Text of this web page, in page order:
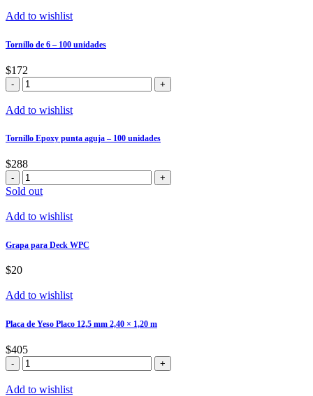
Mecha
unidades
Add to wishlist
Tornillo de 6 – 100 unidades
$172
Tornillo
de
6
100
unidades
cantidad
Add to wishlist
Tornillo Epoxy punta aguja – 100 unidades
$288
Tornillo
Epoxy
aguja
unidades
Sold out
Add to wishlist
Grapa para Deck WPC
$20
Add to wishlist
Placa de Yeso Placo 12,5 mm 2,40 × 1,20 m
$405
Placa
de
Yeso
Add to wishlist